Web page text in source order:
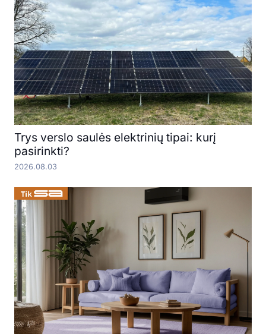
Trys verslo saulės elektrinių tipai: kurį
pasirinkti?
2026.08.03